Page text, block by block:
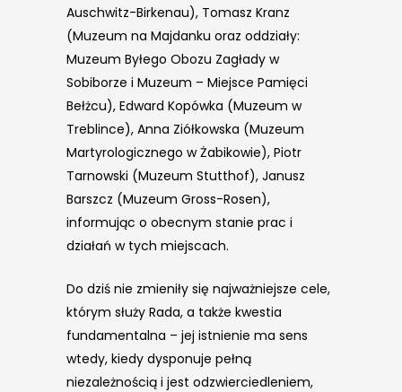
Auschwitz-Birkenau), Tomasz Kranz
(Muzeum na Majdanku oraz oddziały:
Muzeum Byłego Obozu Zagłady w
Sobiborze i Muzeum – Miejsce Pamięci
Bełżcu), Edward Kopówka (Muzeum w
Treblince), Anna Ziółkowska (Muzeum
Martyrologicznego w Żabikowie), Piotr
Tarnowski (Muzeum Stutthof), Janusz
Barszcz (Muzeum Gross-Rosen),
informując o obecnym stanie prac i
działań w tych miejscach.
Do dziś nie zmieniły się najważniejsze cele,
którym służy Rada, a także kwestia
fundamentalna – jej istnienie ma sens
wtedy, kiedy dysponuje pełną
niezależnością i jest odzwierciedleniem,